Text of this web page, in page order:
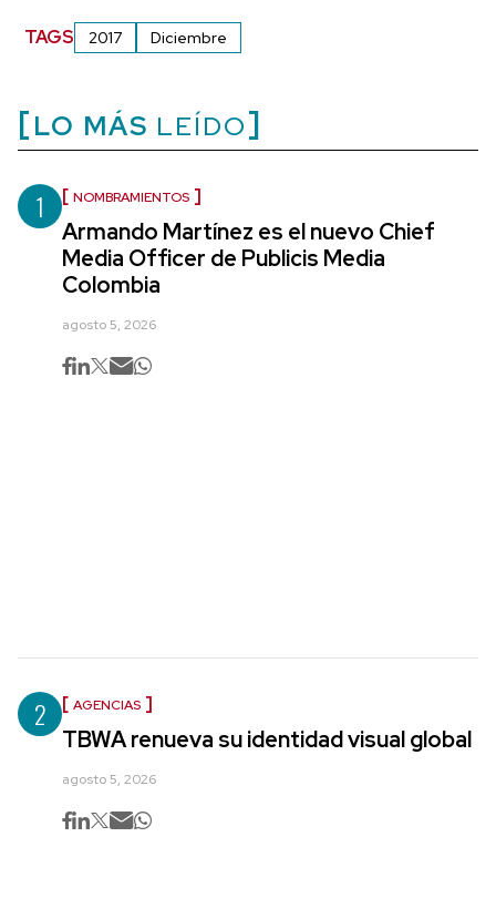
TAGS 2017 Diciembre
LO MÁS LEÍDO
1 NOMBRAMIENTOS
Armando Martínez es el nuevo Chief
Media Officer de Publicis Media
Colombia
agosto 5, 2026
2 AGENCIAS
TBWA renueva su identidad visual global
agosto 5, 2026